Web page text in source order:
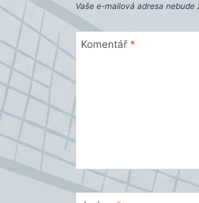
Vaše e-mailová adresa nebude
Komentář *